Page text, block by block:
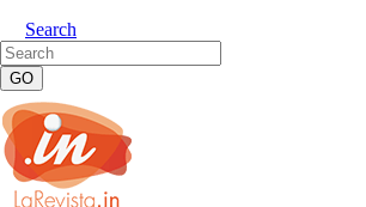
Search